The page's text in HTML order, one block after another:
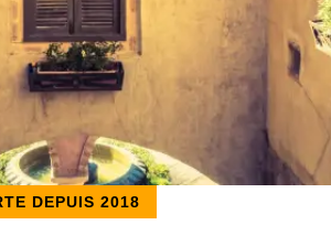
DEPUIS 2018